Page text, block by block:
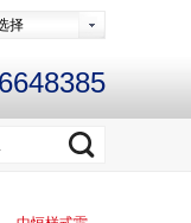
择